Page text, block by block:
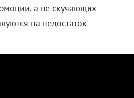
а не скучающих
на недостаток